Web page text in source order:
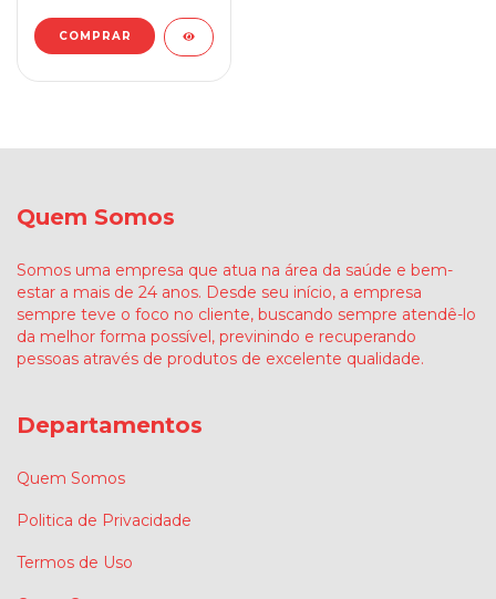
COMPRAR
Quem Somos
Somos uma empresa que atua na área da saúde e bem-
estar a mais de 24 anos. Desde seu início, a empresa
sempre teve o foco no cliente, buscando sempre atendê-lo
da melhor forma possível, previnindo e recuperando
pessoas através de produtos de excelente qualidade.
Departamentos
Quem Somos
Politica de Privacidade
Termos de Uso